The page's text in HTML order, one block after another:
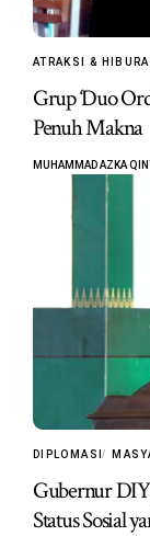
ATRAKSI &
Grup ‘Duo
Penuh Makna
MUHAMMAD AZKA
DIPLOMASI
Gubernur
Status Sosial